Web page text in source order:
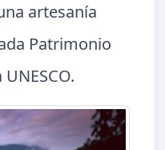
artesanía
Patrimonio